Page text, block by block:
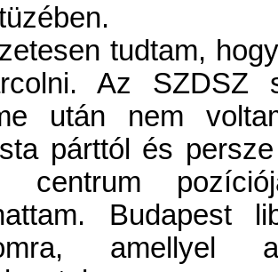
tudtam,
Az SZDSZ
után nem
párttól és
centrum
Budapest